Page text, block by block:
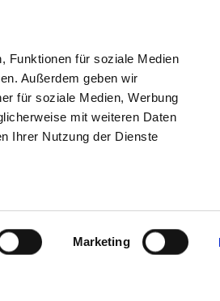
Funktionen für soziale Medien
Außerdem geben wir
für soziale Medien, Werbung
mit weiteren Daten
Ihrer Nutzung der Dienste
Marketing
DAS DKV STELLENBÖRSE
BETHEL